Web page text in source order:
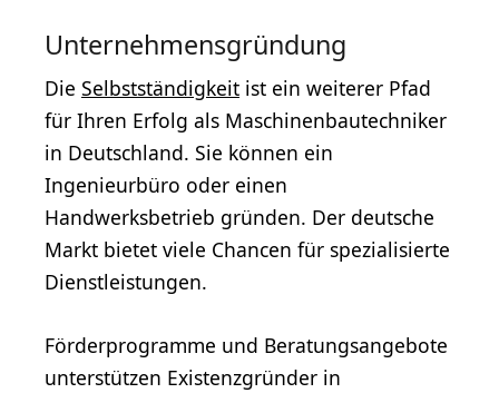
Unternehmensgründung
Die Selbstständigkeit ist ein weiterer Pfad
für Ihren Erfolg als Maschinenbautechniker
in Deutschland. Sie können ein
Ingenieurbüro oder einen
Handwerksbetrieb gründen. Der deutsche
Markt bietet viele Chancen für spezialisierte
Dienstleistungen.
Förderprogramme und Beratungsangebote
unterstützen Existenzgründer in